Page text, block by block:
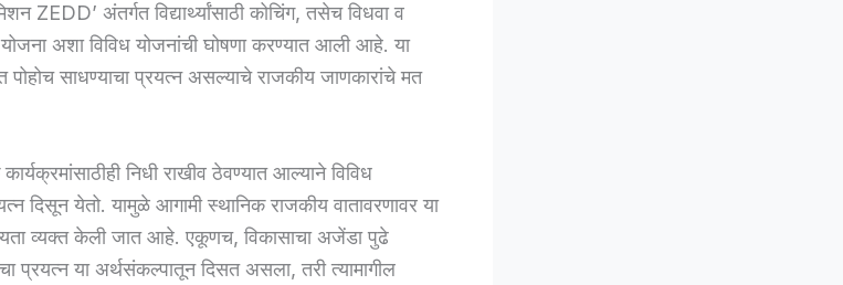
ZEDD’ अंतर्गत विद्यार्थ्यांसाठी कोचिंग, तसेच विधवा व
अशा विविध योजनांची घोषणा करण्यात आली आहे. या
पोहोच साधण्याचा प्रयत्न असल्याचे राजकीय जाणकारांचे मत
निधी राखीव ठेवण्यात आल्याने विविध
दिसून येतो. यामुळे आगामी स्थानिक राजकीय वातावरणावर या
व्यक्त केली जात आहे. एकूणच, विकासाचा अजेंडा पुढे
प्रयत्न या अर्थसंकल्पातून दिसत असला, तरी त्यामागील